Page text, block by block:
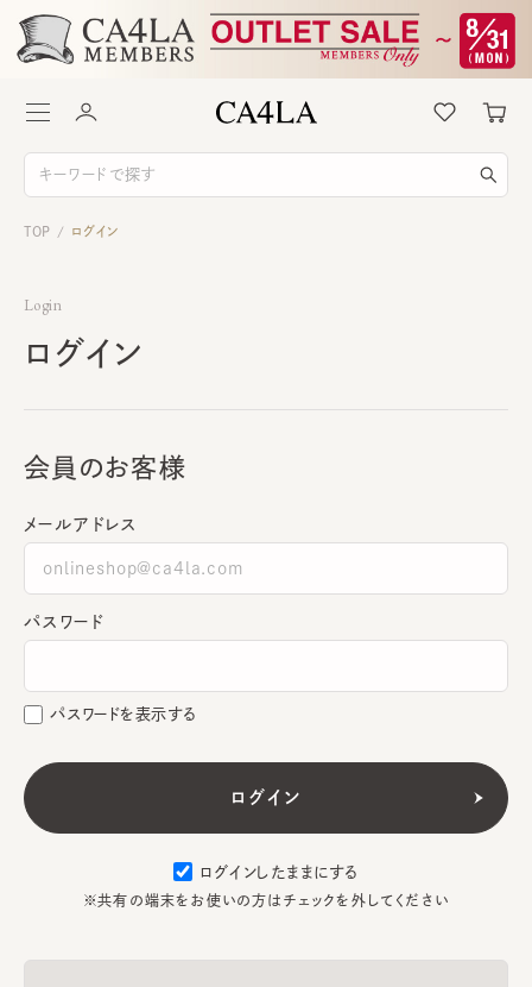
TOP / ログイン
Login
ログイン
会員のお客様
メールアドレス
パスワード
パスワードを表示する
ログインしたままにする
※共有の端末をお使いの方はチェックを外してください